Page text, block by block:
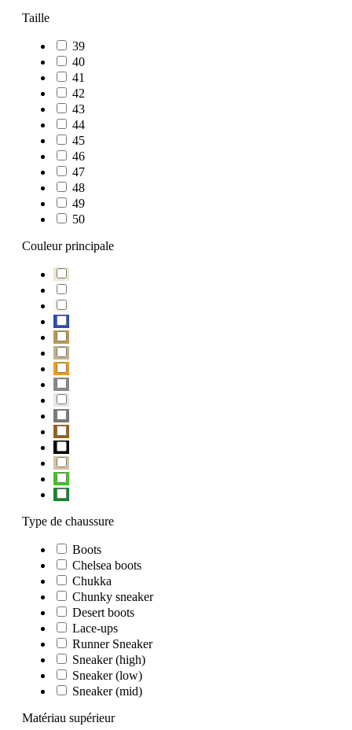
Taille
39
40
41
42
43
44
45
46
47
48
49
50
Couleur principale
Type de chaussure
Boots
Chelsea boots
Chukka
Chunky sneaker
Desert boots
Lace-ups
Runner Sneaker
Sneaker (high)
Sneaker (low)
Sneaker (mid)
Matériau supérieur